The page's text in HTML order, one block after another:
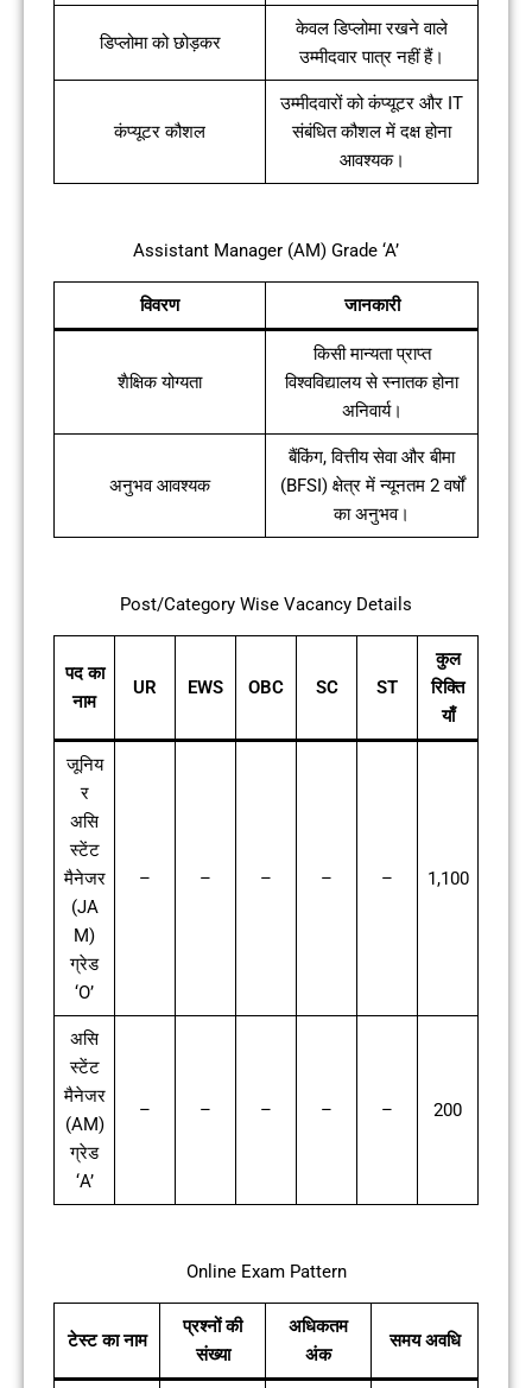
डिप्लोमा को छोड़कर
केवल डिप्लोमा रखने वाले
उम्मीदवार पात्र नहीं हैं।
कंप्यूटर कौशल
उम्मीदवारों को कंप्यूटर और IT
संबंधित कौशल में दक्ष होना
आवश्यक।
Assistant Manager (AM) Grade ‘A’
विवरण जानकारी
शैक्षिक योग्यता
किसी मान्यता प्राप्त
विश्वविद्यालय से स्नातक होना
अनिवार्य।
अनुभव आवश्यक
बैंकिंग, वित्तीय सेवा और बीमा
(BFSI) क्षेत्र में न्यूनतम 2 वर्षों
का अनुभव।
Post/Category Wise Vacancy Details
पद का
नाम
UR EWS OBC SC ST
कुल
रिक्ति
याँ
जूनिय
र
असि
स्टेंट
मैनेजर
(JA
M)
ग्रेड
‘O’
– – – – – 1,100
असि
स्टेंट
मैनेजर
(AM)
ग्रेड
‘A’
– – – – – 200
Online Exam Pattern
टेस्ट का नाम
प्रश्नों की
संख्या
अधिकतम
अंक
समय अवधि